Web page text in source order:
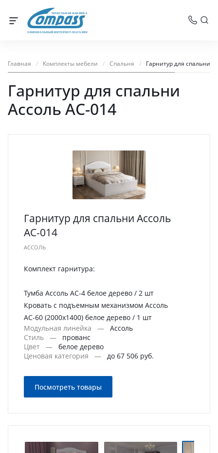
МЕБЕЛЬНАЯ ФАБРИКА
ОФИЦИАЛЬНЫЙ ИНТЕРНЕТ-МАГАЗИН
Главная / Комплекты мебели / Спальня / Гарнитур для спальни
Гарнитур для спальни
Ассоль АС-014
Гарнитур для спальни Ассоль
АС-014
АССОЛЬ
Комплект гарнитура:
Тумба Ассоль АС-4 белое дерево / 2 шт
Кровать с подъемным механизмом Ассоль
АС-60 (2000х1400) белое дерево / 1 шт
Модульная линейка
—
Ассоль
Стиль
—
прованс
Цвет
—
белое дерево
Ценовая категория
— до 67 506 руб.
Посмотреть товары